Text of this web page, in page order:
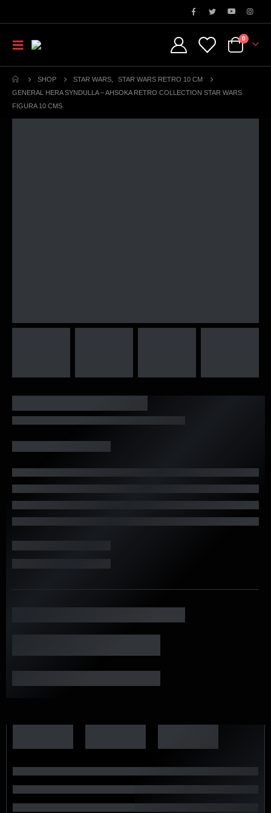
0
SHOP STAR WARS
STAR WARS RETRO 10 CM
GENERAL HERA SYNDULLA – AHSOKA RETRO COLLECTION STAR WARS
FIGURA 10 CMS